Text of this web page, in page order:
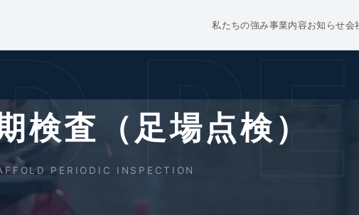
私たちの強み事業内容お知らせ会
検査（足場点検）
PERIODIC INSPECTION